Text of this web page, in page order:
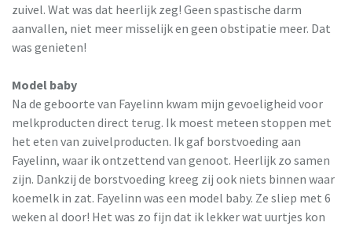
zuivel. Wat was dat heerlijk zeg! Geen spastische darm
aanvallen, niet meer misselijk en geen obstipatie meer. Dat
was genieten!
Model baby
Na de geboorte van Fayelinn kwam mijn gevoeligheid voor
melkproducten direct terug. Ik moest meteen stoppen met
het eten van zuivelproducten. Ik gaf borstvoeding aan
Fayelinn, waar ik ontzettend van genoot. Heerlijk zo samen
zijn. Dankzij de borstvoeding kreeg zij ook niets binnen waar
koemelk in zat. Fayelinn was een model baby. Ze sliep met 6
weken al door! Het was zo fijn dat ik lekker wat uurtjes kon